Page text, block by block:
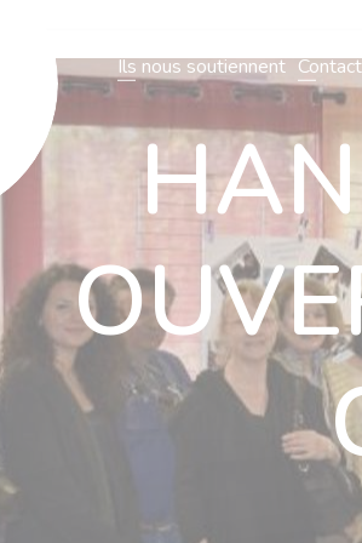
Ils nous soutiennent Contact
Notre organisation Nos villas Actualités